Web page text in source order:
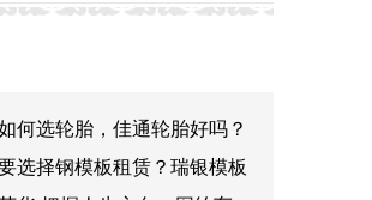
何选轮胎，佳通轮胎好吗？
选择钢模板租赁？瑞银模板